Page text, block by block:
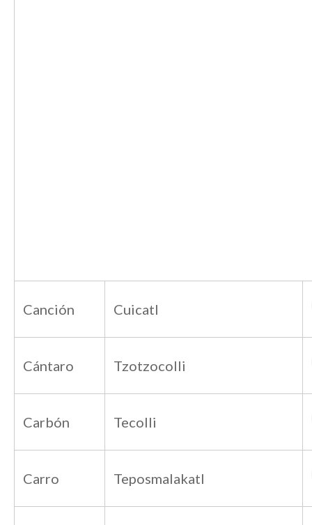
Canción Cuicatl
Cántaro Tzotzocolli
Carbón Tecolli
Carro Teposmalakatl